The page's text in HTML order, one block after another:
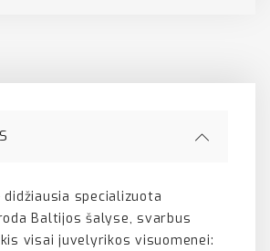
didžiausia specializuota
Baltijos šalyse, svarbus
visai juvelyrikos visuomenei: